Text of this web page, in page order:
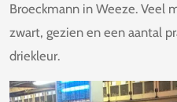
Broeckmann in Weeze. Veel
zwart, gezien en een aantal
driekleur.